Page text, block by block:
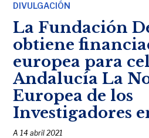
DIVULGACIÓN
La Fundación
obtiene
europea para
Andalucía La
Europea de los
Investigadores
A14 abril 2021